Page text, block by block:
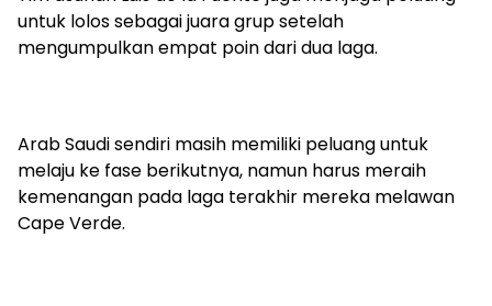
untuk lolos sebagai juara grup setelah
mengumpulkan empat poin dari dua laga.
Arab Saudi sendiri masih memiliki peluang untuk
melaju ke fase berikutnya, namun harus meraih
kemenangan pada laga terakhir mereka melawan
Cape Verde.